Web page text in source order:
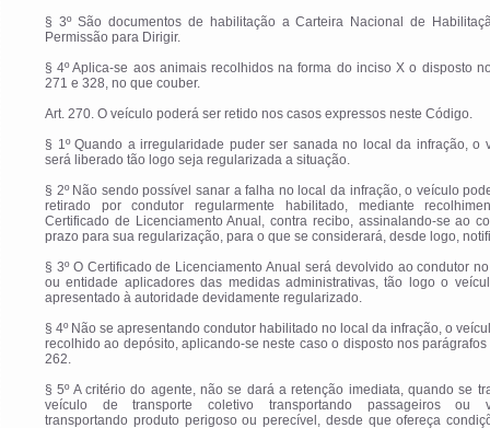
§ 3º São documentos de habilitação a Carteira Nacional de
Permissão para Dirigir.
§ 4º Aplica-se aos animais recolhidos na forma do inciso X o disposto
271 e 328, no que couber.
Art. 270. O veículo poderá ser retido nos casos expressos neste Código.
§ 1º Quando a irregularidade puder ser sanada no local da infração, o
será liberado tão logo seja regularizada a situação.
§ 2º Não sendo possível sanar a falha no local da infração, o veículo
retirado por condutor regularmente habilitado, mediante
Certificado de Licenciamento Anual, contra recibo, assinalando-se ao
prazo para sua regularização, para o que se considerará, desde logo,
§ 3º O Certificado de Licenciamento Anual será devolvido ao condutor
ou entidade aplicadores das medidas administrativas, tão logo o
apresentado à autoridade devidamente regularizado.
§ 4º Não se apresentando condutor habilitado no local da infração, o
recolhido ao depósito, aplicando-se neste caso o disposto nos parágrafos
262.
§ 5º A critério do agente, não se dará a retenção imediata, quando se
veículo de transporte coletivo transportando passageiros ou
transportando produto perigoso ou perecível, desde que ofereça